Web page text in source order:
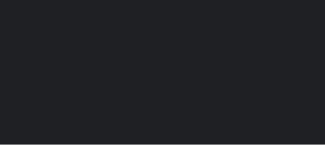
Perfil Extremo en el Cerrito
disputa